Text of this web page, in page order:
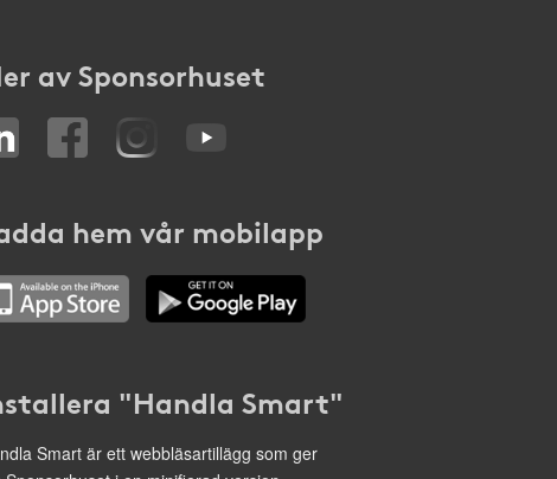
av Sponsorhuset
hem vår mobilapp
"Handla Smart"
Smart är ett webbläsartillägg som ger